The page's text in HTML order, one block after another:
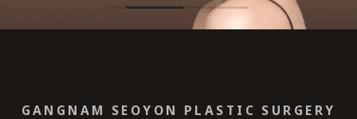
GANGNAM SEOYON PLASTIC SURGERY